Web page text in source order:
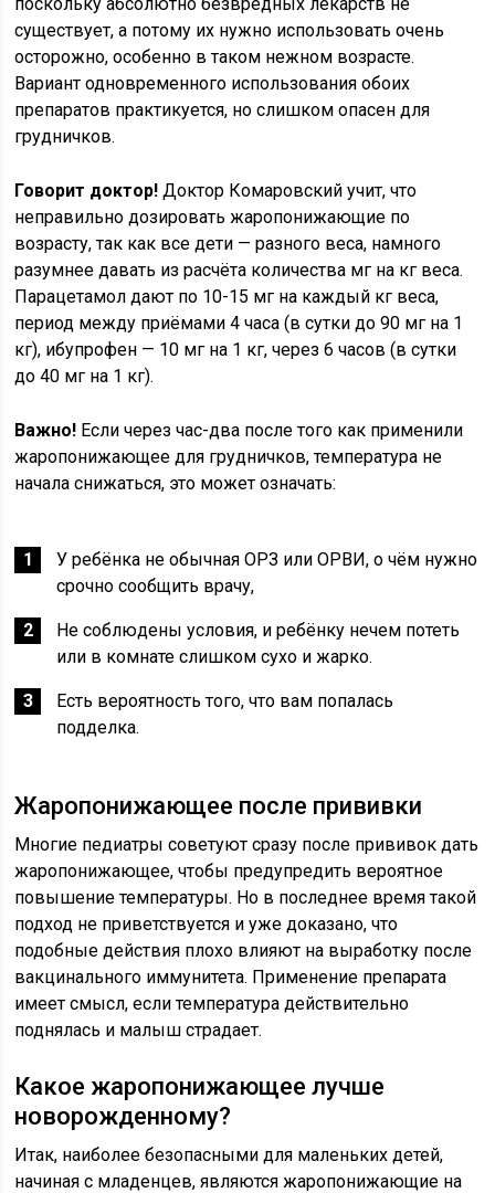
существует, а потому их нужно использовать очень
осторожно, особенно в таком нежном возрасте.
Вариант одновременного использования обоих
препаратов практикуется, но слишком опасен для
грудничков.
Говорит доктор! Доктор Комаровский учит, что
неправильно дозировать жаропонижающие по
возрасту, так как все дети — разного веса, намного
разумнее давать из расчёта количества мг на кг веса.
Парацетамол дают по 10-15 мг на каждый кг веса,
период между приёмами 4 часа (в сутки до 90 мг на 1
кг), ибупрофен — 10 мг на 1 кг, через 6 часов (в сутки
до 40 мг на 1 кг).
Важно! Если через час-два после того как применили
жаропонижающее для грудничков, температура не
начала снижаться, это может означать:
У ребёнка не обычная ОРЗ или ОРВИ, о чём нужно
срочно сообщить врачу,
Не соблюдены условия, и ребёнку нечем потеть
или в комнате слишком сухо и жарко.
Есть вероятность того, что вам попалась
подделка.
Жаропонижающее после прививки
Многие педиатры советуют сразу после прививок дать
жаропонижающее, чтобы предупредить вероятное
повышение температуры. Но в последнее время такой
подход не приветствуется и уже доказано, что
подобные действия плохо влияют на выработку после
вакцинального иммунитета. Применение препарата
имеет смысл, если температура действительно
поднялась и малыш страдает.
Какое жаропонижающее лучше
новорожденному?
Итак, наиболее безопасными для маленьких детей,
начиная с младенцев, являются жаропонижающие на